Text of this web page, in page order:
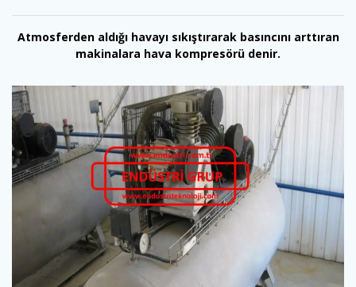
Atmosferden aldığı havayı sıkıştırarak basıncını arttıran
makinalara hava kompresörü denir.